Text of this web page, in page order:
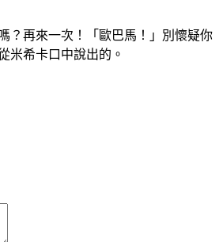
？再來一次！「歐巴馬！」別懷疑你
米希卡口中說出的。